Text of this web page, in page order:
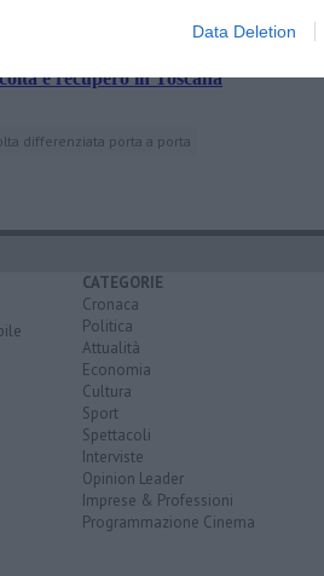
Data Deletion
nel Senese
più virtuosi e i peggiori
e recupero in Toscana
differenziata porta a porta
CATEGORIE
Cronaca
Politica
Attualità
Economia
Cultura
Sport
Spettacoli
Interviste
Opinion Leader
Imprese & Professioni
Programmazione Cinema